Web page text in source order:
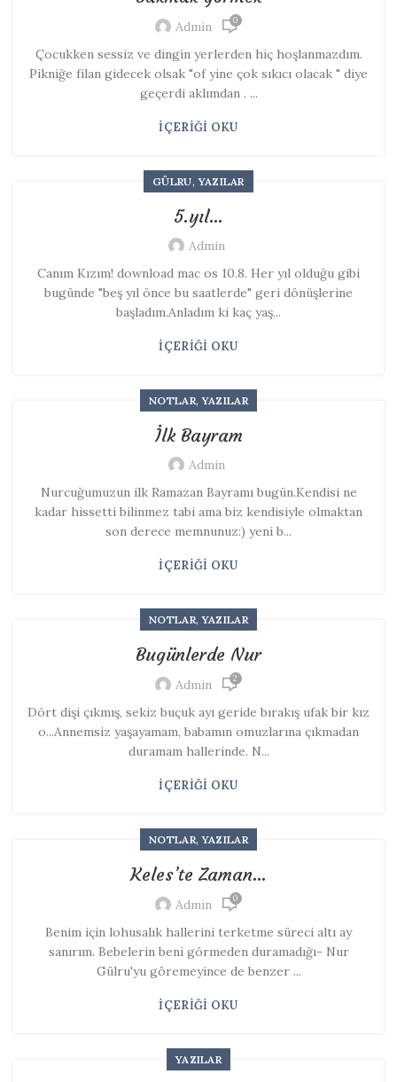
Admin 0
Çocukken sessiz ve dingin yerlerden hiç hoşlanmazdım.
Pikniğe filan gidecek olsak "of yine çok sıkıcı olacak " diye
geçerdi aklımdan . ...
İÇERIĞI OKU
GÜLRU,YAZILAR
5.yıl…
Admin
Canım Kızım! download mac os 10.8. Her yıl olduğu gibi
bugünde "beş yıl önce bu saatlerde" geri dönüşlerine
başladım.Anladım ki kaç yaş...
İÇERIĞI OKU
NOTLAR,YAZILAR
İlk Bayram
Admin
Nurcuğumuzun ilk Ramazan Bayramı bugün.Kendisi ne
kadar hissetti bilinmez tabi ama biz kendisiyle olmaktan
son derece memnunuz:) yeni b...
İÇERIĞI OKU
NOTLAR,YAZILAR
Bugünlerde Nur
Admin 2
Dört dişi çıkmış, sekiz buçuk ayı geride bırakış ufak bir kız
o...Annemsiz yaşayamam, babamın omuzlarına çıkmadan
duramam hallerinde. N...
İÇERIĞI OKU
NOTLAR,YAZILAR
Keles’te Zaman…
Admin 0
Benim için lohusalık hallerini terketme süreci altı ay
sanırım. Bebelerin beni görmeden duramadığı- Nur
Gülru'yu göremeyince de benzer ...
İÇERIĞI OKU
YAZILAR